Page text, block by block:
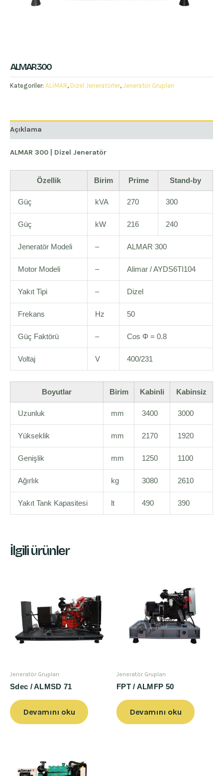
ALMAR 300
Kategoriler: ALİMAR, Dizel Jeneratörler, Jeneratör Grupları
Açıklama
ALMAR 300 | Dizel Jeneratör
Özellik Birim Prime Stand-by
Güç kVA 270 300
Güç kW 216 240
Jeneratör Modeli – ALMAR 300
Motor Modeli – Alimar / AYDS6TI104
Yakıt Tipi – Dizel
Frekans Hz 50
Güç Faktörü – Cos Φ = 0.8
Voltaj V 400/231
Boyutlar Birim Kabinli Kabinsiz
Uzunluk mm 3400 3000
Yükseklik mm 2170 1920
Genişlik mm 1250 1100
Ağırlık kg 3080 2610
Yakıt Tank Kapasitesi lt 490 390
İlgili ürünler
Jeneratör Grupları
Sdec / ALMSD 71
Devamını oku
Jeneratör Grupları
FPT / ALMFP 50
Devamını oku